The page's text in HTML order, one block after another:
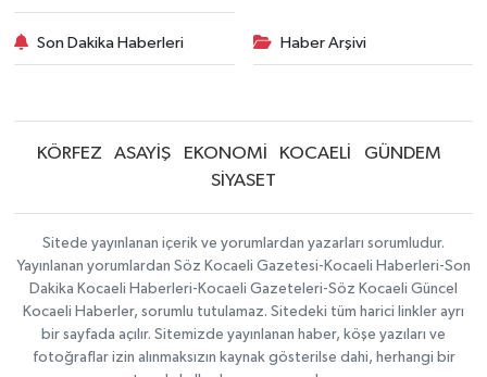
Son Dakika Haberleri Haber Arşivi
KÖRFEZ ASAYİŞ EKONOMİ KOCAELİ
GÜNDEM
SİYASET
Sitede yayınlanan içerik ve yorumlardan yazarları sorumludur.
Yayınlanan yorumlardan Söz Kocaeli Gazetesi-Kocaeli Haberleri-Son
Dakika Kocaeli Haberleri-Kocaeli Gazeteleri-Söz Kocaeli Güncel
Kocaeli Haberler, sorumlu tutulamaz. Sitedeki tüm harici linkler ayrı
bir sayfada açılır. Sitemizde yayınlanan haber, köşe yazıları ve
fotoğraflar izin alınmaksızın kaynak gösterilse dahi, herhangi bir